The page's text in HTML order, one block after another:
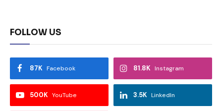
FOLLOW US
Facebook
87K Instagram
81.8K
YouTube
500K LinkedIn
3.5K